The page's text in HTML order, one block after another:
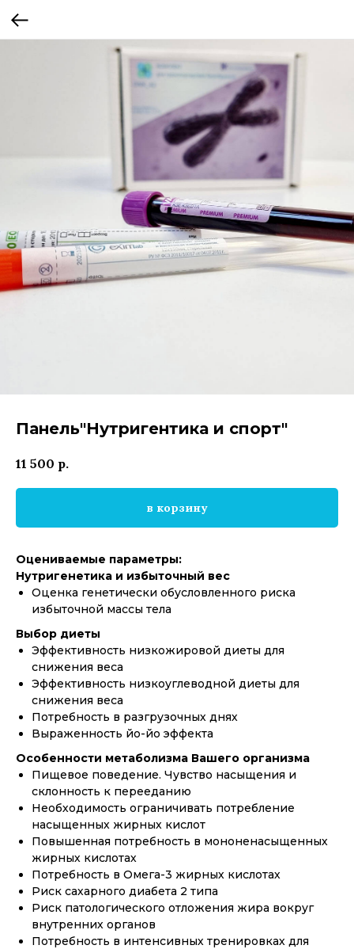
Панель"Нутригентика и спорт"
11 500 р.
в корзину
Оцениваемые параметры:
Нутригенетика и избыточный вес
Оценка генетически обусловленного риска
избыточной массы тела
Выбор диеты
Эффективность низкожировой диеты для
снижения веса
Эффективность низкоуглеводной диеты для
снижения веса
Потребность в разгрузочных днях
Выраженность йо-йо эффекта
Особенности метаболизма Вашего организма
Пищевое поведение. Чувство насыщения и
склонность к перееданию
Необходимость ограничивать потребление
насыщенных жирных кислот
Повышенная потребность в мононенасыщенных
жирных кислотах
Потребность в Омега-3 жирных кислотах
Риск сахарного диабета 2 типа
Риск патологического отложения жира вокруг
внутренних органов
Потребность в интенсивных тренировках для